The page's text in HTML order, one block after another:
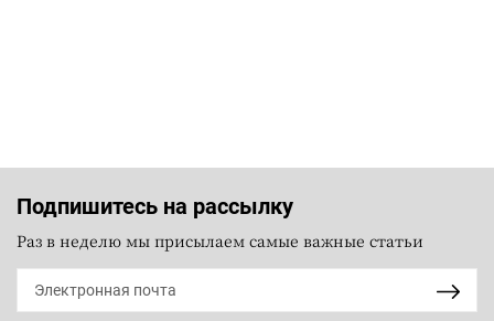
Подпишитесь на рассылку
Раз в неделю мы присылаем самые важные статьи